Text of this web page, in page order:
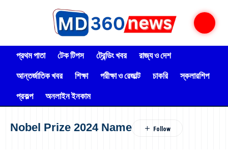
প্রথম পাতা টেক টিপস ট্রেন্ডিং খবর
রাজ্য ও দেশ
আন্তর্জাতিক খবর
শিক্ষা পরীক্ষা ও রেজাল্ট চাকরি
স্কলারশিপ
প্রকল্প
অনলাইন ইনকাম
Nobel Prize 2024 Name